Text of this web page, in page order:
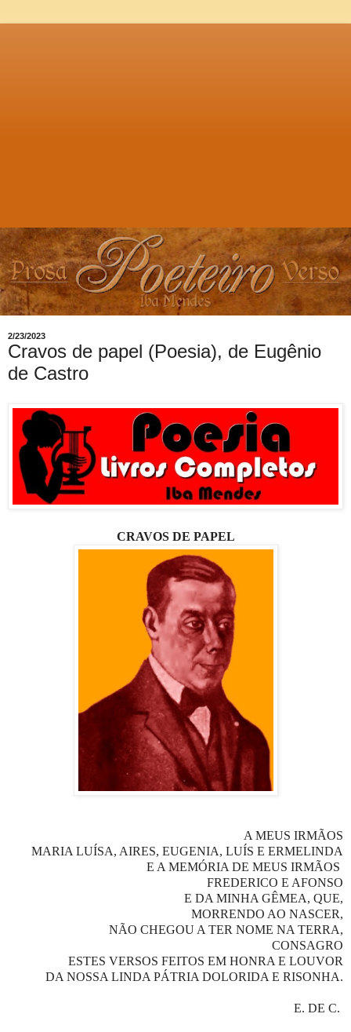
2/23/2023
Cravos de papel (Poesia), de Eugênio
de Castro
CRAVOS DE PAPEL
A MEUS IRMÃOS
MARIA LUÍSA, AIRES, EUGENIA, LUÍS E ERMELINDA
E A MEMÓRIA DE MEUS IRMÃOS
FREDERICO E AFONSO
E DA MINHA GÊMEA, QUE,
MORRENDO AO NASCER,
NÃO CHEGOU A TER NOME NA TERRA,
CONSAGRO
ESTES VERSOS FEITOS EM HONRA E LOUVOR
DA NOSSA LINDA PÁTRIA DOLORIDA E RISONHA.
E. DE C.